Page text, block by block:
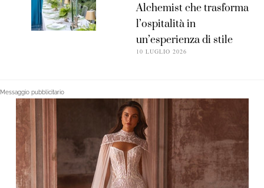
Alchemist che trasforma
l’ospitalità in
un’esperienza di stile
10 LUGLIO 2026
Messaggio pubblicitario